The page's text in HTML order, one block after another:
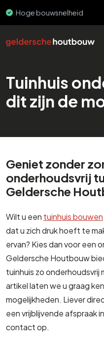
Hoge bouwsnelheid
PEFC & FSC
Tuinhuis
dit zijn de
Geniet zonder
onderhoudsvrij
Geldersche
Wilt u een tuinhuis bouwen
dat u zich druk hoeft te
ervan? Kies dan voor een
Geldersche Houtbouw
tuinhuis zo onderhoudsvrij
artikel laten we u graag
mogelijkheden. Liever
een vrijblijvende afspraak
contact op.